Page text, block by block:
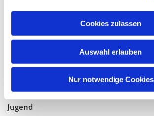
Cookies zulassen
Auswahl erlauben
Nur notwendige Cookies
Gottesdienste
Taufe, Kommunion & Trauung
Pfarreileben
Jugend